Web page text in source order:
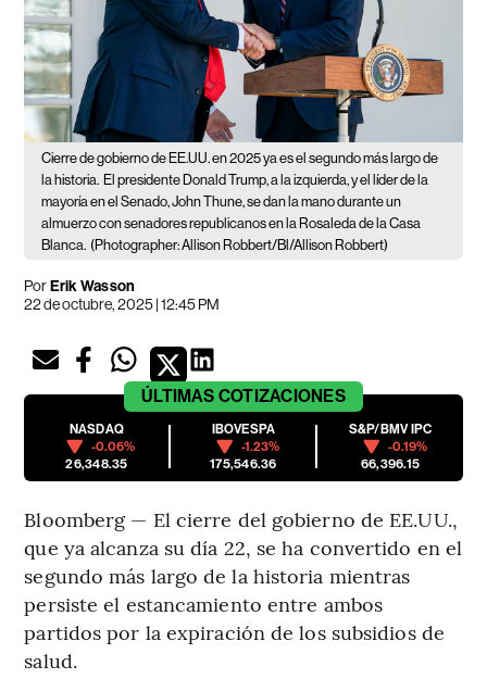
Cierre de gobierno de EE.UU. en 2025 ya es el segundo más largo de
la historia. El presidente Donald Trump, a la izquierda, y el líder de la
mayoría en el Senado, John Thune, se dan la mano durante un
almuerzo con senadores republicanos en la Rosaleda de la Casa
Blanca. (Photographer: Allison Robbert/Bl/Allison Robbert)
PorErik Wasson
22 de octubre, 2025 | 12:45 PM
ÚLTIMAS COTIZACIONES
NASDAQ
-0.06%
26,348.35
IBOVESPA
-1.23%
175,546.36
S&P/BMV IPC
-0.19%
66,396.15
Bloomberg — El cierre del gobierno de EE.UU.,
que ya alcanza su día 22, se ha convertido en el
segundo más largo de la historia mientras
persiste el estancamiento entre ambos
partidos por la expiración de los subsidios de
salud.